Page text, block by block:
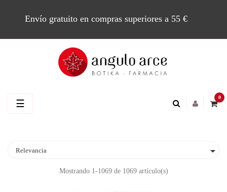
Envío gratuito en compras superiores a 55 €
0
Navegación
☰
Relevancia 
Mostrando 1-1069 de 1069 artículo(s)